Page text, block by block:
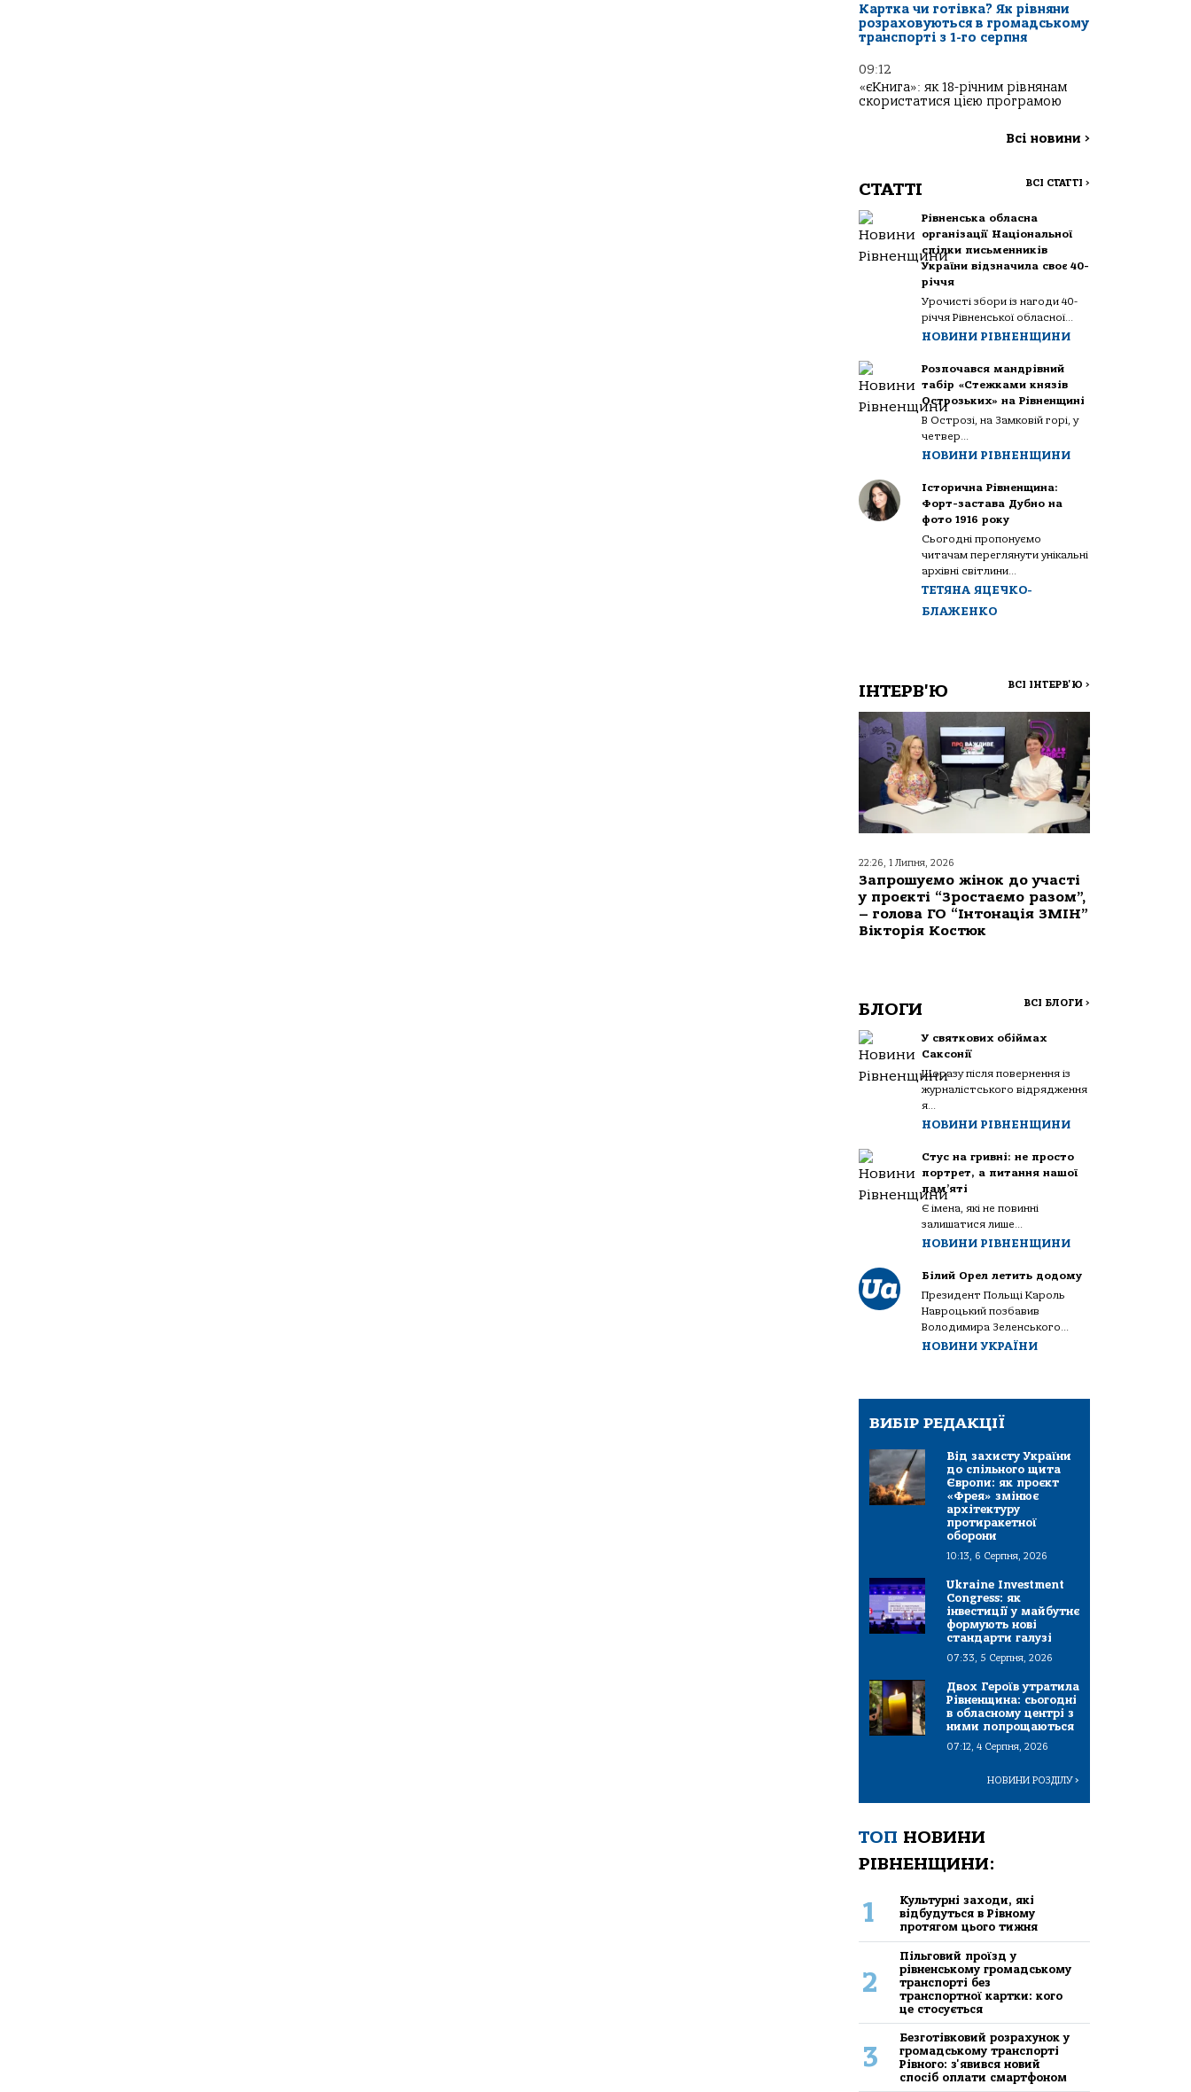
Картка чи готівка? Як рівняни
розраховуються в громадському
транспорті з 1-го серпня
09:12
«єКнига»: як 18-річним рівнянам
скористатися цією програмою
Всі новини >
СТАТТІ ВСІ СТАТТІ >
Рівненська обласна
організації Національної
спілки письменників
України відзначила своє 40-
річчя
Урочисті збори із нагоди 40-
річчя Рівненської обласної...
НОВИНИ РІВНЕНЩИНИ
Розпочався мандрівний
табір «Стежками князів
Острозьких» на Рівненщині
В Острозі, на Замковій горі, у
четвер...
НОВИНИ РІВНЕНЩИНИ
Історична Рівненщина:
Форт-застава Дубно на
фото 1916 року
Сьогодні пропонуємо
читачам переглянути унікальні
архівні світлини...
ТЕТЯНА ЯЦЕЧКО-
БЛАЖЕНКО
ІНТЕРВ'Ю ВСІ ІНТЕРВ'Ю >
22:26, 1 Липня, 2026
Запрошуємо жінок до участі
у проєкті “Зростаємо разом”,
– голова ГО “Інтонація ЗМІН”
Вікторія Костюк
БЛОГИ ВСІ БЛОГИ >
У святкових обіймах
Саксонії
Щоразу після повернення із
журналістського відрядження
я...
НОВИНИ РІВНЕНЩИНИ
Стус на гривні: не просто
портрет, а питання нашої
пам’яті
Є імена, які не повинні
залишатися лише...
НОВИНИ РІВНЕНЩИНИ
Білий Орел летить додому
Президент Польщі Кароль
Навроцький позбавив
Володимира Зеленського...
НОВИНИ УКРАЇНИ
ВИБІР РЕДАКЦІЇ
Від захисту України
до спільного щита
Європи: як проєкт
«Фрея» змінює
архітектуру
протиракетної
оборони
10:13, 6 Серпня, 2026
Ukraine Investment
Congress: як
інвестиції у майбутнє
формують нові
стандарти галузі
07:33, 5 Серпня, 2026
Двох Героїв утратила
Рівненщина: сьогодні
в обласному центрі з
ними попрощаються
07:12, 4 Серпня, 2026
НОВИНИ РОЗДІЛУ>
ТОП НОВИНИ
РІВНЕНЩИНИ:
1
Культурні заходи, які
відбудуться в Рівному
протягом цього тижня
2
Пільговий проїзд у
рівненському громадському
транспорті без
транспортної картки: кого
це стосується
3
Безготівковий розрахунок у
громадському транспорті
Рівного: з'явився новий
спосіб оплати смартфоном